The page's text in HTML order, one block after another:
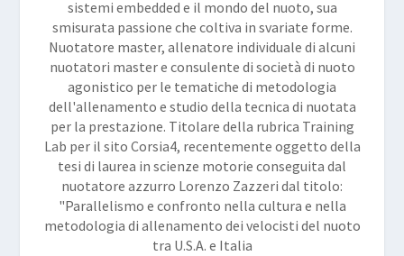
sistemi embedded e il mondo del nuoto, sua
smisurata passione che coltiva in svariate forme.
Nuotatore master, allenatore individuale di alcuni
nuotatori master e consulente di società di nuoto
agonistico per le tematiche di metodologia
dell'allenamento e studio della tecnica di nuotata
per la prestazione. Titolare della rubrica Training
Lab per il sito Corsia4, recentemente oggetto della
tesi di laurea in scienze motorie conseguita dal
nuotatore azzurro Lorenzo Zazzeri dal titolo:
"Parallelismo e confronto nella cultura e nella
metodologia di allenamento dei velocisti del nuoto
tra U.S.A. e Italia